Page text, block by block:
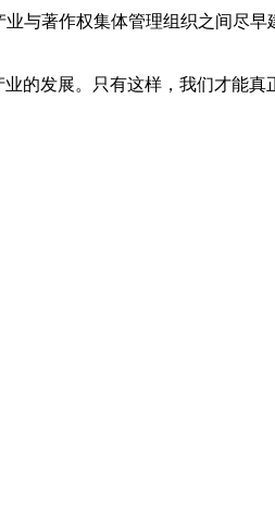
与著作权集体管理组织之间尽早
的发展。只有这样，我们才能真